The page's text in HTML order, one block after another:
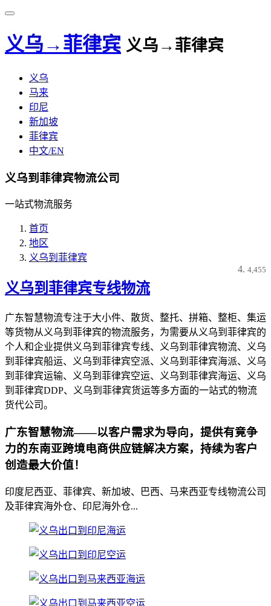
义乌→菲律宾 义乌→菲律宾
义乌
马来
印尼
新加坡
菲律宾
中文/EN
义乌到菲律宾物流公司
一站式物流服务
首页
地区
义乌到菲律宾
4,455
义乌到菲律宾专线物流
广东智慧物流专注于大小件、散货、整托、拼箱、整柜、集运
等货物从义乌到菲律宾的物流服务，为需要从义乌到菲律宾的
个人和企业提供义乌到菲律宾专线、义乌到菲律宾物流、义乌
到菲律宾船运、义乌到菲律宾空派、义乌到菲律宾海派、义乌
到菲律宾运输、义乌到菲律宾空运、义乌到菲律宾海运、义乌
到菲律宾DDP、义乌到菲律宾货运等多方面的一站式的物流
货代公司。
广东智慧物流——以客户需求为导向，提供有竟争
力的东南亚跨境电商供应链解决方案，持续为客户
创造最大价值！
印度尼西亚、菲律宾、新加坡、巴西、马来西亚专线物流公司
及菲律宾海外仓、印尼海外仓...